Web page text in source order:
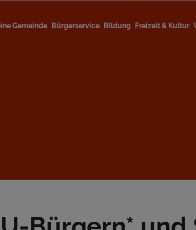
Gemeinde Bürgerservice Bildung Freizeit & Kultur